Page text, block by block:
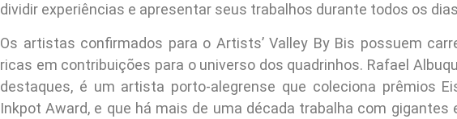
dividir experiências e apresentar seus trabalhos durante todos os
Os artistas confirmados para o Artists’ Valley By Bis possuem
ricas em contribuições para o universo dos quadrinhos. Rafael
destaques, é um artista porto-alegrense que coleciona prêmios
Inkpot Award, e que há mais de uma década trabalha com gigantes